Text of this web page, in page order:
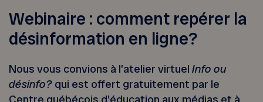
Webinaire : comment repérer la
désinformation en ligne?
Nous vous convions à l’atelier virtuelInfo ou
désinfo? qui est offert gratuitement par le